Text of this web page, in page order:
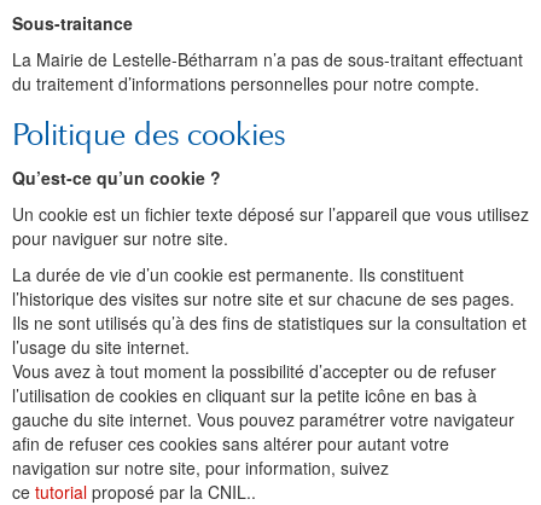
Sous-traitance
La Mairie de Lestelle-Bétharram n’a pas de sous-traitant effectuant
du traitement d’informations personnelles pour notre compte.
Politique des cookies
Qu’est-ce qu’un cookie ?
Un cookie est un fichier texte déposé sur l’appareil que vous utilisez
pour naviguer sur notre site.
La durée de vie d’un cookie est permanente. Ils constituent
l’historique des visites sur notre site et sur chacune de ses pages.
Ils ne sont utilisés qu’à des fins de statistiques sur la consultation et
l’usage du site internet.
Vous avez à tout moment la possibilité d’accepter ou de refuser
l’utilisation de cookies en cliquant sur la petite icône en bas à
gauche du site internet. Vous pouvez paramétrer votre navigateur
afin de refuser ces cookies sans altérer pour autant votre
navigation sur notre site, pour information, suivez
ce tutorial proposé par la CNIL..